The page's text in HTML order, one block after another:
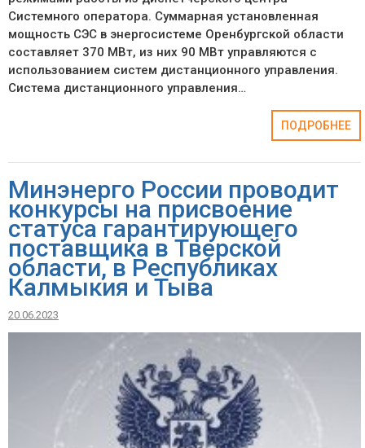
Системного оператора. Суммарная установленная
мощность СЭС в энергосистеме Оренбургской области
составляет 370 МВт, из них 90 МВт управляются с
использованием систем дистанционного управления.
Система дистанционного управления…
ПОДРОБНЕЕ
Минэнерго России проводит
конкурсы на присвоение
статуса гарантирующего
поставщика в Тверской
области, в Республиках
Калмыкия и Тыва
20.06.2023